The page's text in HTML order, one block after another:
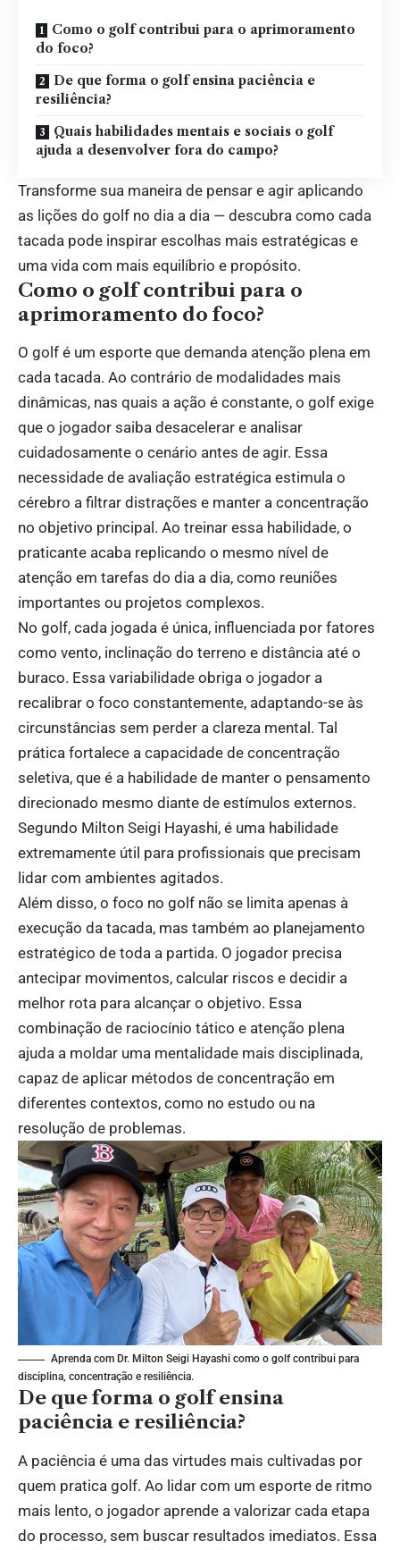
Como o golf contribui para o aprimoramento
do foco?
De que forma o golf ensina paciência e
resiliência?
Quais habilidades mentais e sociais o golf
ajuda a desenvolver fora do campo?
Transforme sua maneira de pensar e agir aplicando
as lições do golf no dia a dia — descubra como cada
tacada pode inspirar escolhas mais estratégicas e
uma vida com mais equilíbrio e propósito.
Como o golf contribui para o
aprimoramento do foco?
O golf é um esporte que demanda atenção plena em
cada tacada. Ao contrário de modalidades mais
dinâmicas, nas quais a ação é constante, o golf exige
que o jogador saiba desacelerar e analisar
cuidadosamente o cenário antes de agir. Essa
necessidade de avaliação estratégica estimula o
cérebro a filtrar distrações e manter a concentração
no objetivo principal. Ao treinar essa habilidade, o
praticante acaba replicando o mesmo nível de
atenção em tarefas do dia a dia, como reuniões
importantes ou projetos complexos.
No golf, cada jogada é única, influenciada por fatores
como vento, inclinação do terreno e distância até o
buraco. Essa variabilidade obriga o jogador a
recalibrar o foco constantemente, adaptando-se às
circunstâncias sem perder a clareza mental. Tal
prática fortalece a capacidade de concentração
seletiva, que é a habilidade de manter o pensamento
direcionado mesmo diante de estímulos externos.
Segundo Milton Seigi Hayashi, é uma habilidade
extremamente útil para profissionais que precisam
lidar com ambientes agitados.
Além disso, o foco no golf não se limita apenas à
execução da tacada, mas também ao planejamento
estratégico de toda a partida. O jogador precisa
antecipar movimentos, calcular riscos e decidir a
melhor rota para alcançar o objetivo. Essa
combinação de raciocínio tático e atenção plena
ajuda a moldar uma mentalidade mais disciplinada,
capaz de aplicar métodos de concentração em
diferentes contextos, como no estudo ou na
resolução de problemas.
Aprenda com Dr. Milton Seigi Hayashi como o golf contribui para
disciplina, concentração e resiliência.
De que forma o golf ensina
paciência e resiliência?
A paciência é uma das virtudes mais cultivadas por
quem pratica golf. Ao lidar com um esporte de ritmo
mais lento, o jogador aprende a valorizar cada etapa
do processo, sem buscar resultados imediatos. Essa